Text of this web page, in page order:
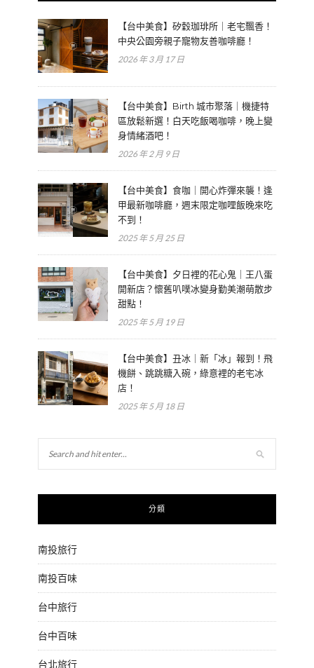
【台中美食】矽穀珈琲所｜老宅飄香！
中央公園旁親子寵物友善咖啡廳！
2026 年 3 月 17 日
【台中美食】Birth 城市聚落｜機捷特
區放鬆新選！白天吃飯喝咖啡，晚上變
身情緒酒吧！
2026 年 2 月 9 日
【台中美食】食咖｜開心炸彈來襲！逢
甲最新咖啡廳，週末限定咖哩飯晚來吃
不到！
2025 年 5 月 25 日
【台中美食】夕日裡的花心鬼｜王八蛋
開新店？懷舊叭噗冰變身勤美潮萌散步
甜點！
2025 年 5 月 19 日
【台中美食】丑冰｜新「冰」報到！飛
機餅、跳跳糖入碗，綠意裡的老宅冰
店！
2025 年 5 月 18 日
分類
南投旅行
南投百味
台中旅行
台中百味
台北旅行